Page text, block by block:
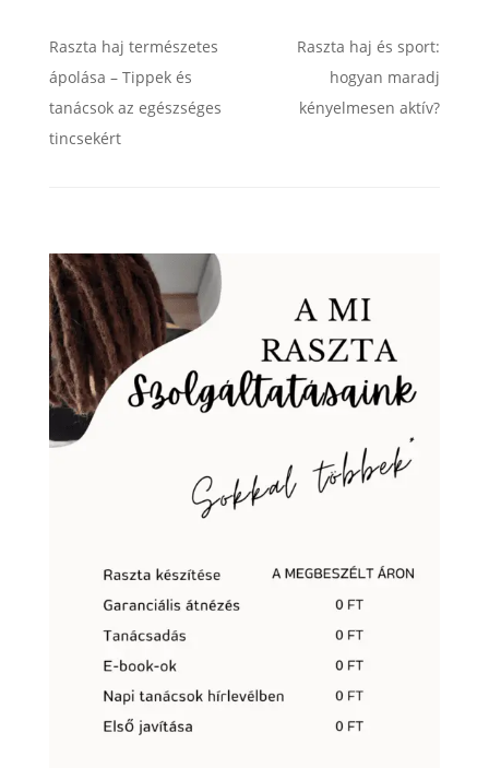
Raszta haj természetes
ápolása – Tippek és
tanácsok az egészséges
tincsekért
Raszta haj és sport:
hogyan maradj
kényelmesen aktív?